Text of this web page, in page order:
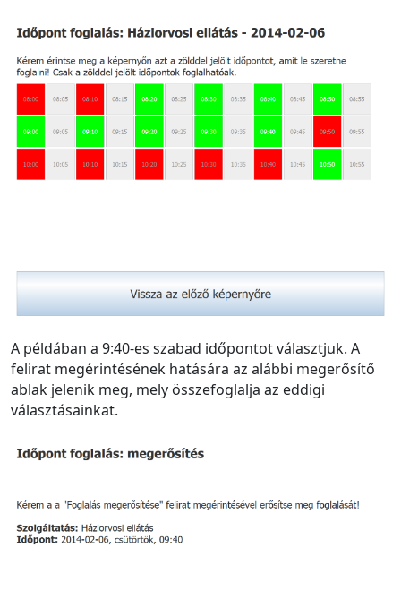
A példában a 9:40-es szabad időpontot választjuk. A
felirat megérintésének hatására az alábbi megerősítő
ablak jelenik meg, mely összefoglalja az eddigi
választásainkat.